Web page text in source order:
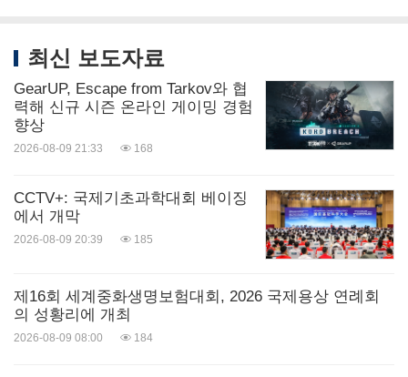
사람들이 활동적이고 건강하고 적극적으로 참여하게
하려면 접근하기 쉬운 운동 공간이 매우 중요하다.
2023년부터 썬라이프는 사회변화재단인 비욘드 스
포츠(Beyond Sport)와 함께 아시아 전역에 걸쳐 커뮤
농구를 통해 활동성과 건강한 삶을 고취시킬 수 있도
록 하는 커뮤니티 프로그램인 Hoops + Health를 출
시했다. 현재까지 Hoops + Health는 소외된 커뮤니
고 운동을 즐길 수 있도록 도왔다.
최신 보도자료
GearUP, Escape from Tarkov와 협
력해 신규 시즌 온라인 게이밍 경험
향상
2026-08-09 21:33 168
CCTV+: 국제기초과학대회 베이징
에서 개막
2026-08-09 20:39 185
제16회 세계중화생명보험대회, 2026 국제용상 연례회
의 성황리에 개최
2026-08-09 08:00 184